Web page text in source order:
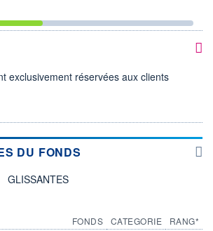
exclusivement réservées aux clients
DU FONDS
GLISSANTES
FONDS CATEGORIE RANG*